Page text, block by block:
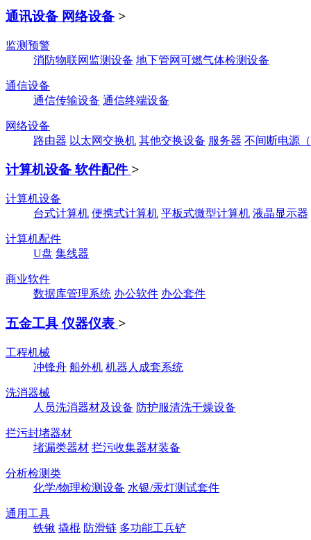
通讯设备 网络设备 >
监测预警
消防物联网监测设备 地下管网可燃气体检测设备
通信设备
通信传输设备 通信终端设备
网络设备
路由器 以太网交换机 其他交换设备 服务器 不间断电源
计算机设备 软件配件 >
计算机设备
台式计算机 便携式计算机 平板式微型计算机 液晶显示器
计算机配件
U盘 集线器
商业软件
数据库管理系统 办公软件 办公套件
五金工具 仪器仪表 >
工程机械
冲锋舟 船外机 机器人成套系统
洗消器械
人员洗消器材及设备 防护服清洗干燥设备
拦污封堵器材
堵漏类器材 拦污收集器材装备
分析检测类
化学/物理检测设备 水银/汞灯测试套件
通用工具
铁锹 撬棍 防滑链 多功能工兵铲